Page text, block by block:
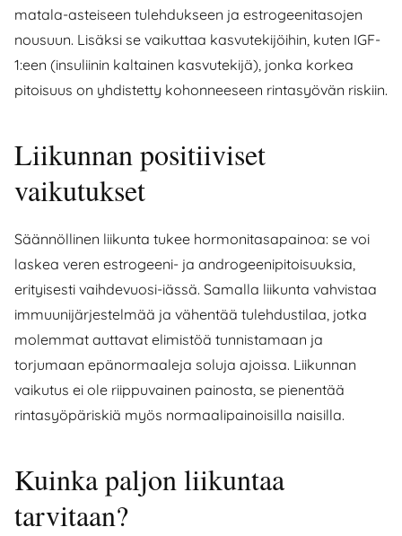
matala-asteiseen tulehdukseen ja estrogeenitasojen
nousuun. Lisäksi se vaikuttaa kasvutekijöihin, kuten IGF-
1:een (insuliinin kaltainen kasvutekijä), jonka korkea
pitoisuus on yhdistetty kohonneeseen rintasyövän riskiin.
Liikunnan positiiviset
vaikutukset
Säännöllinen liikunta tukee hormonitasapainoa: se voi
laskea veren estrogeeni- ja androgeenipitoisuuksia,
erityisesti vaihdevuosi-iässä. Samalla liikunta vahvistaa
immuunijärjestelmää ja vähentää tulehdustilaa, jotka
molemmat auttavat elimistöä tunnistamaan ja
torjumaan epänormaaleja soluja ajoissa. Liikunnan
vaikutus ei ole riippuvainen painosta, se pienentää
rintasyöpäriskiä myös normaalipainoisilla naisilla.
Kuinka paljon liikuntaa
tarvitaan?